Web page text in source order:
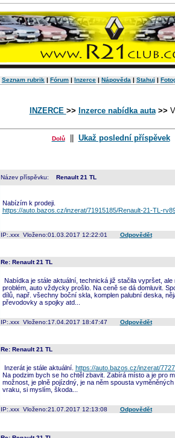
Seznam rubrik | Fórum | Inzerce | Nápověda | Stahuj |
INZERCE >> Inzerce nabídka auta>>
Dolů|| Ukaž poslední příspěvek
Název příspěvku: Renault 21 TL
Nabízím k prodeji.
https://auto.bazos.cz/inzerat/71915185/Renault-21-TL-
IP:.xxx Vloženo:01.03.2017 12:22:01 Odpovědět
Re: Renault 21 TL
Nabídka je stále aktuální, technická již stačila vypršet,
problém, auto vždycky prošlo. Na ceně se dá domluvit.
dílů, např. všechny boční skla, komplen palubní deska,
převodovky a spojky atd...
IP:.xxx Vloženo:17.04.2017 18:47:47 Odpovědět
Re: Renault 21 TL
Inzerát je stále aktuální. https://auto.bazos.cz/inzerat/
Na podzim bych se ho chtěl zbavit. Zabírá místo a je pro
možnost, je plně pojízdný, je na něm spousta
vraku, si myslím, škoda...
IP:.xxx Vloženo:21.07.2017 12:13:08 Odpovědět